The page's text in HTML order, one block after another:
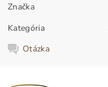
Značka
Kategória
Otázka